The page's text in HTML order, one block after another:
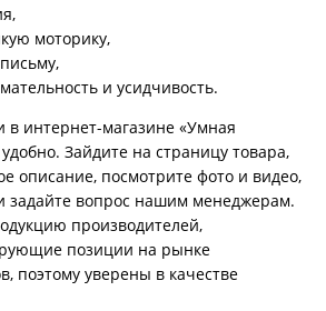
моторику,
и усидчивость.
в интернет-магазине «Умная
Зайдите на страницу товара,
описание, посмотрите фото и видео,
задайте вопрос нашим менеджерам.
производителей,
позиции на рынке
поэтому уверены в качестве